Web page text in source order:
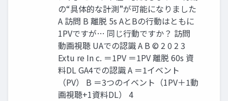
の“具体的な計測”が可能になりました
A 訪問 B 離脱 5s AとBの行動はともに
1PVですが… 同じ行動ですか？ 訪問
動画視聴 UAでの認識 A B © 2 0 2 3
Extu re In c. ＝1PV ＝1PV 離脱 60s 資
料DL GA4での認識 A ＝1イベント
（PV） B ＝3つのイベント（1PV＋1動
画視聴+1資料DL） 4